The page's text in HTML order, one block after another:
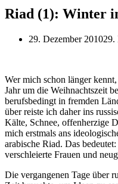
Riad (1): Winter
29. Dezember 201029.
Wer mich schon länger
Jahr um die Weihnachtszeit
berufsbedingt in fremden
über reiste ich daher ins
Kälte, Schnee, offenherzige
mich erstmals ans
arabische Riad. Das
verschleierte Frauen und
Die vergangenen Tage über